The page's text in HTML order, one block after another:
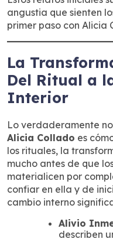
angustia que sienten
primer paso con Alicia
La
Del Ritual a
Interior
Lo verdaderamente
Alicia Collado es
los rituales, la
mucho antes de que
materialicen por
confiar en ella y de
cambio interno
Alivio
describen